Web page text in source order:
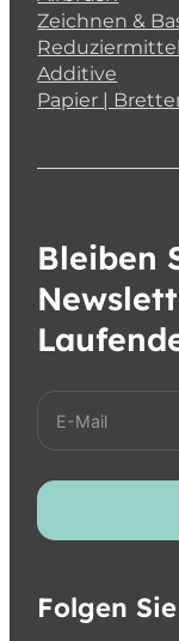
Zeichnen &
Additive
Papier |
Bleiben
Folgen